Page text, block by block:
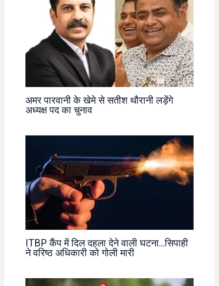
अमर पारवानी के खेमे से सतीश थौरानी लड़ेंगे
अध्यक्ष पद का चुनाव
ITBP कैंप में दिल दहला देने वाली घटना…सिपाही
ने वरिष्ठ अधिकारी को गोली मारी